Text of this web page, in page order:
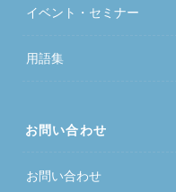
イベント・セミナー
用語集
お問い合わせ
お問い合わせ